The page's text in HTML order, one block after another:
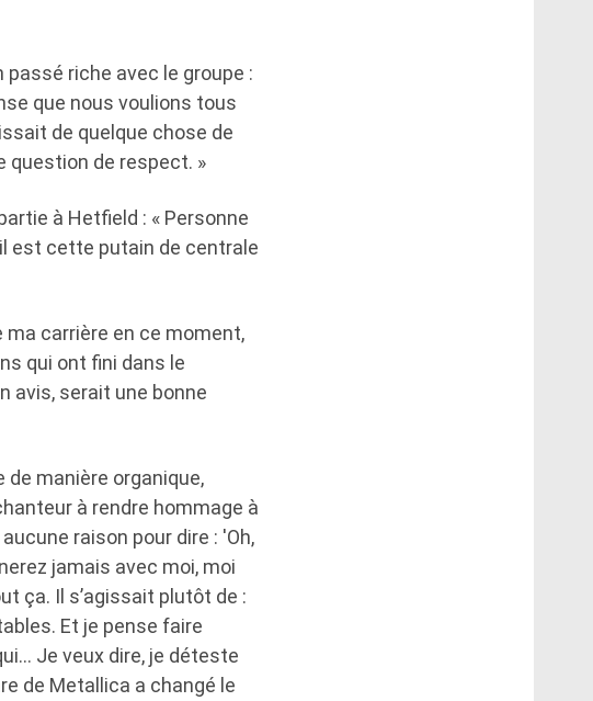
riche avec le groupe :
que nous voulions tous
de quelque chose de
question de respect. »
à Hetfield : « Personne
est cette putain de centrale
ma carrière en ce moment,
qui ont fini dans le
avis, serait une bonne
manière organique,
à rendre hommage à
raison pour dire : 'Oh,
jamais avec moi, moi
ça. Il s’agissait plutôt de :
Et je pense faire
Je veux dire, je déteste
de Metallica a changé le